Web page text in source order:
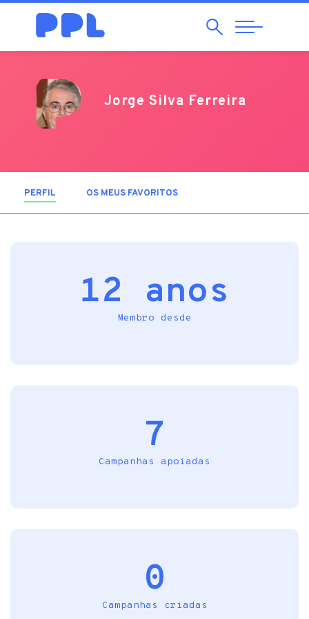
Pesquisar
Abrir
Navegação
Jorge Silva Ferreira
PERFIL (SEPARADOR ATIVO)
OS MEUS FAVORITOS
12 anos
Membro desde
7
Campanhas apoiadas
0
Campanhas criadas